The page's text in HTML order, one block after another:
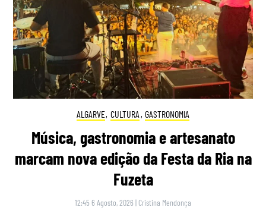
ALGARVE, CULTURA , GASTRONOMIA
Música, gastronomia e artesanato
marcam nova edição da Festa da Ria na
Fuzeta
12:45 6 Agosto, 2026 | Cristina Mendonça